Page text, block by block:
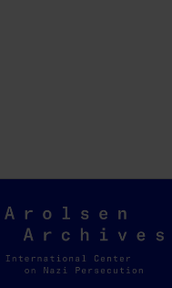
Arolsen
Archives